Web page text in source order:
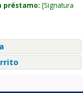
préstamo: Signatura